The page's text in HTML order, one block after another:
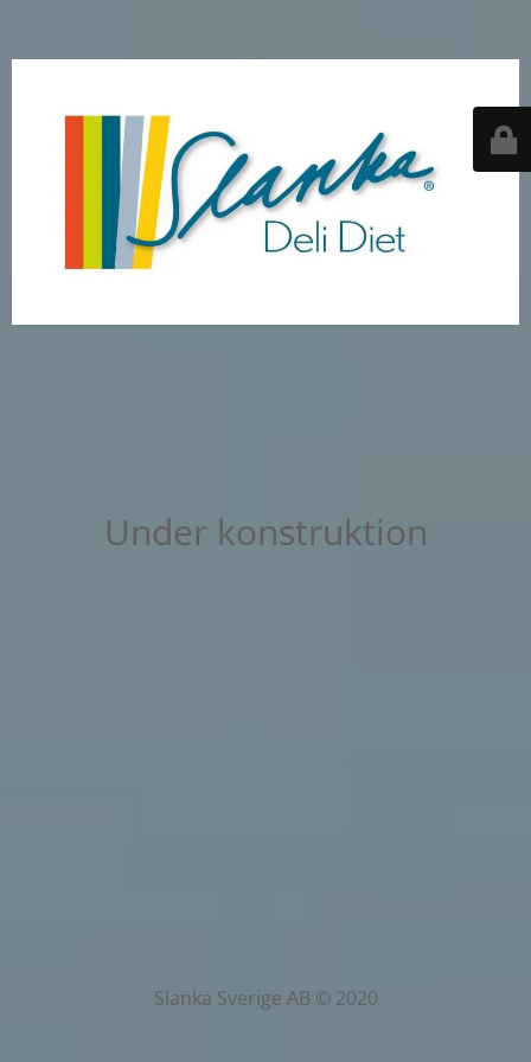
Under konstruktion
Slanka Sverige AB © 2020